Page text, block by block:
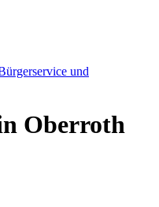
und
Oberroth